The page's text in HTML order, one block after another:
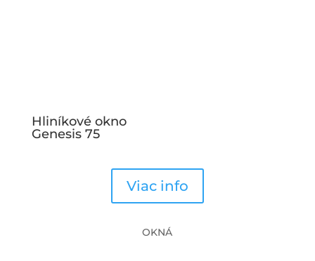
Hliníkové okno
Genesis 75
Viac info
OKNÁ